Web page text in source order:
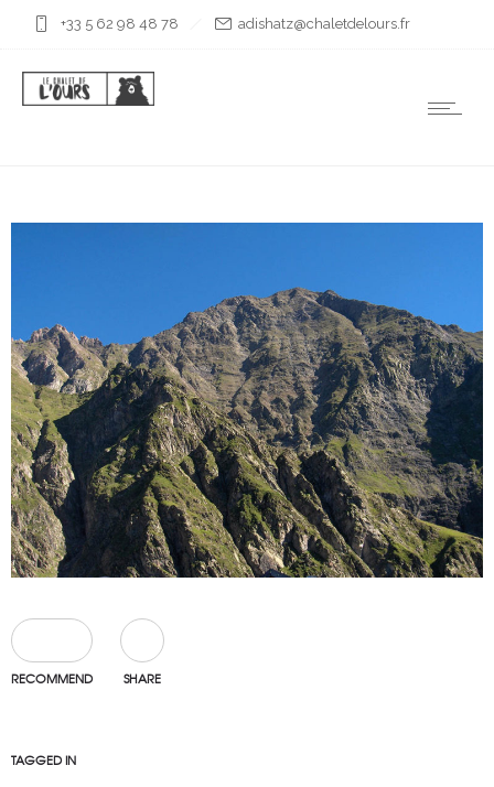
+33 5 62 98 48 78 rf.sruoledtelahc@ztahsida
RECOMMEND SHARE
TAGGED IN